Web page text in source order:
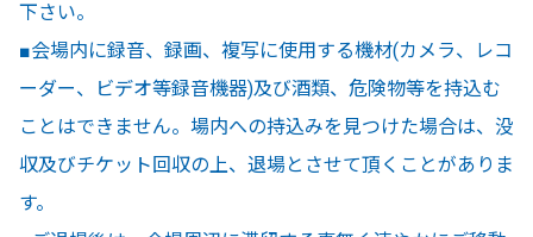
下さい。
■会場内に録音、録画、複写に使用する機材(カメラ、レコ
ーダー、ビデオ等録音機器)及び酒類、危険物等を持込む
ことはできません。場内への持込みを見つけた場合は、没
収及びチケット回収の上、退場とさせて頂くことがありま
す。